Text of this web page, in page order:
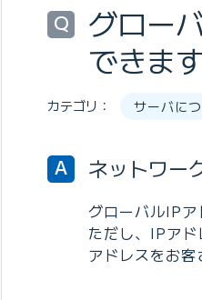
Q
グロー
できます
カテゴリ： サーバに
A ネットワー
グローバルIP
ただし、IPア
アドレスをお客